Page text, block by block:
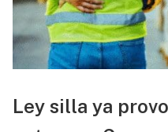
Ley silla ya